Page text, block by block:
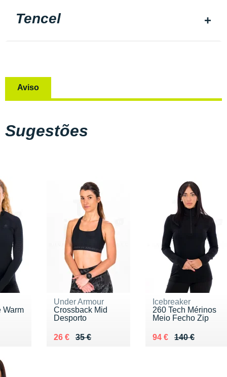
Tencel
Aviso
Sugestões
Warm
Under Armour
Crossback Mid
Desporto
35 €
Au lieu de 35 €
26 €
Vendu 26 €
Icebreaker
260 Tech Mérinos
Meio Fecho Zip
140 €
Au lieu de 140 €
94 €
Vendu 94 €